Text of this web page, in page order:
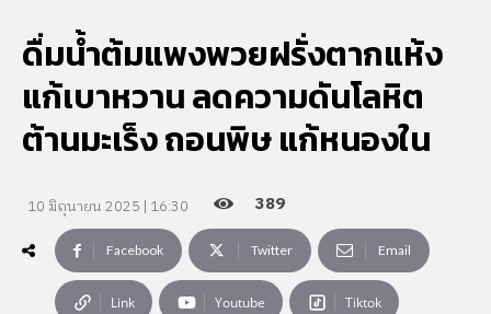
ดื่มน้ำต้มแพงพวยฝรั่งตากแห้ง
แก้เบาหวาน ลดความดันโลหิต
ต้านมะเร็ง ถอนพิษ แก้หนองใน
10 มิถุนายน 2025 | 16:30 389
Facebook Twitter Email
Link Youtube Tiktok